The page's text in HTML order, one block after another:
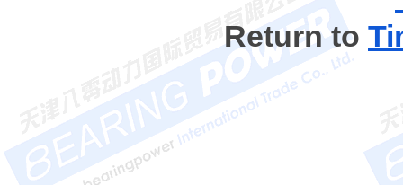
Return to